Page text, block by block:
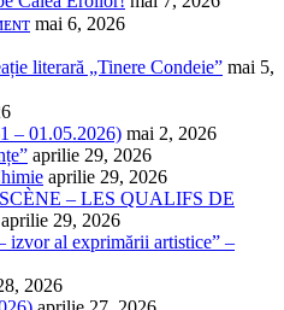
mai 6, 2026
literară „Tinere Condeie” mai 5,
– 01.05.2026) mai 2, 2026
aprilie 29, 2026
aprilie 29, 2026
– LES QUALIFS DE
aprilie 29, 2026
izvor al exprimării artistice” –
2026